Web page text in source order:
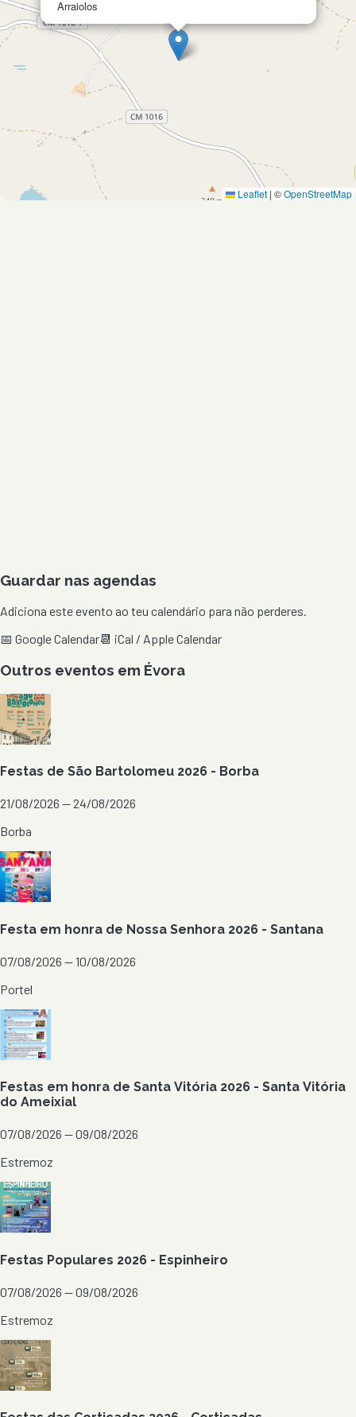
Arraiolos
Leaflet | ©OpenStreetMap
Guardar nas agendas
Adiciona este evento ao teu calendário para não perderes.
📅 Google Calendar📆 iCal / Apple Calendar
Outros eventos em Évora
Festas de São Bartolomeu 2026 - Borba
21/08/2026 — 24/08/2026
Borba
Festa em honra de Nossa Senhora 2026 - Santana
07/08/2026 — 10/08/2026
Portel
Festas em honra de Santa Vitória 2026 - Santa Vitória
do Ameixial
07/08/2026 — 09/08/2026
Estremoz
Festas Populares 2026 - Espinheiro
07/08/2026 — 09/08/2026
Estremoz